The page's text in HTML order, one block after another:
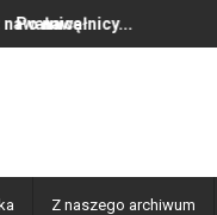
Z naszego archiwum